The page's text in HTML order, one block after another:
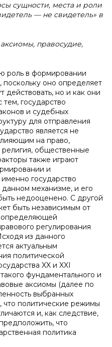
сущности, места и роли
— не свидетель» в
правосудие,
роль в формировании
оно определяет
действовать, но и как они
государство
и судебных
для отправления
является не
на право,
религия, общественные
также играют
и
государство
механизме, и его
недооценено. С другой
быть независимым от
определяющей
регулирования
из данного
актуальным
политической
XX и XXI
фундаментального и
аксиомы (далее по
выбранных
что политические режимы
и, как следствие,
что
политика